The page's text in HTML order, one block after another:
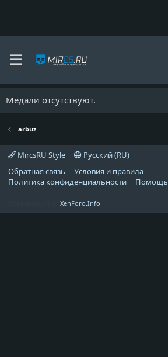
arbuz
Медали отсутствуют.
arbuz
MircsRU Style
Русский (RU)
Обратная связь
Условия и правила
Политика конфиденциальности
Помощь
XenForo.Info